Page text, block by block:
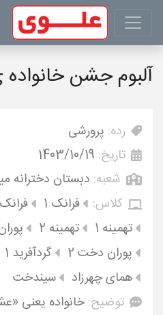
آلبوم جشن
رده: پرورشی
تاریخ: 1403/10/19
شعبه: دبستان دخترانه
کلاس:
فرانک 1 فرانک 2
تهمینه 1
تهمینه 2
پوران دخت 2
گردآفرید 1
همای چهرزاد
سیندخت
توضیح: خانواده یعنی